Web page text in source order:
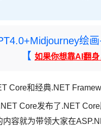
绘
【 如果你想靠AI翻身
Core和经典.NET
Core发布了.NET
容就为带领大家在